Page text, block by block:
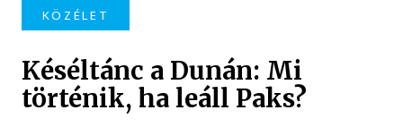
KÖZÉLET
Késéltánc a Dunán: Mi
történik, ha leáll Paks?